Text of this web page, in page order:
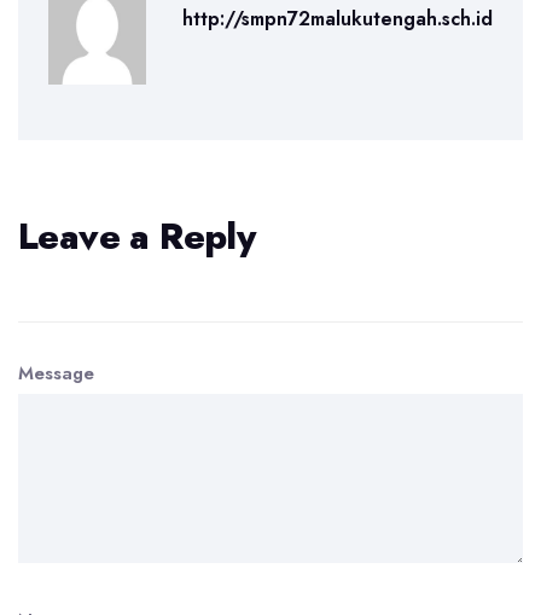
http://smpn72malukutengah.sch.id
Leave a Reply
Message